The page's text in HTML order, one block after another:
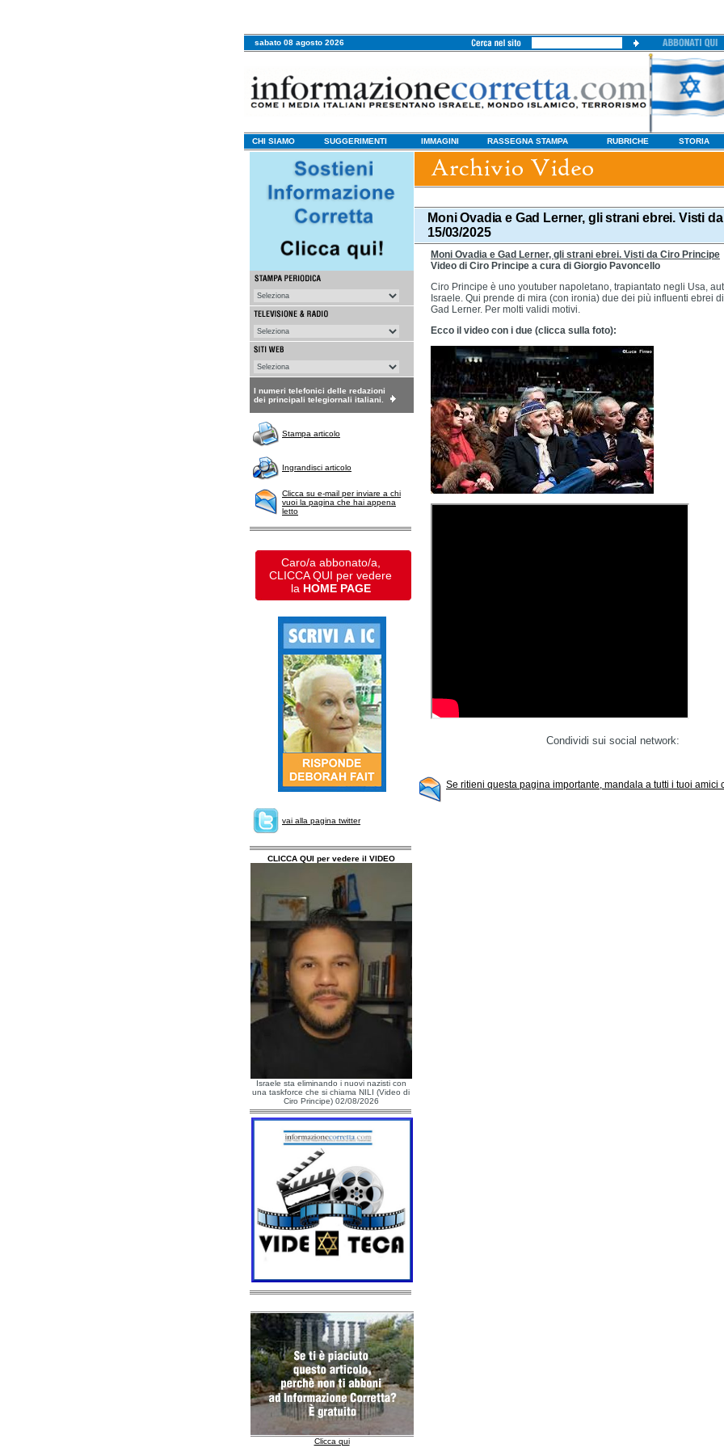
sabato 08 agosto 2026
CHI SIAMO SUGGERIMENTI IMMAGINI RASSEGNA STAMPA RUBRICHE STORIA
I numeri telefonici delle redazioni
dei principali telegiornali italiani.
Stampa articolo
Ingrandisci articolo
Clicca su e-mail per inviare a chi
vuoi la pagina che hai appena
letto
Caro/a abbonato/a,
CLICCA QUI per vedere
la HOME PAGE
vai alla pagina twitter
CLICCA QUI per vedere il VIDEO
Israele sta eliminando i nuovi nazisti con
una taskforce che si chiama NILI (Video di
Ciro Principe) 02/08/2026
Clicca qui
Moni Ovadia e Gad Lerner, gli strani ebrei. Visti
15/03/2025
Moni Ovadia e Gad Lerner, gli strani ebrei. Visti da Ciro Principe
Video di Ciro Principe a cura di Giorgio Pavoncello
Ciro Principe è uno youtuber napoletano, trapiantato negli Usa,
Israele. Qui prende di mira (con ironia) due dei più influenti ebrei
Gad Lerner. Per molti validi motivi.
Ecco il video con i due (clicca sulla foto):
Condividi sui social network:
Se ritieni questa pagina importante, mandala a tutti i tuoi amici